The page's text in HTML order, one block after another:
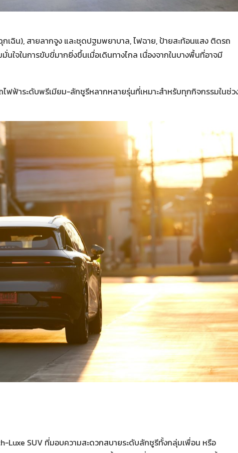
ฉิน), สายลากจูง และชุดปฐมพยาบาล, ไฟฉาย, ป้ายสะท้อนแสง ติดรถ
จในการขับขี่มากยิ่งขึ้นเมื่อเดินทางไกล เนื่องจากในบางพื้นที่อาจมี
ฟฟ้าระดับพรีเมียม-ลักชูรีหลากหลายรุ่นที่เหมาะสำหรับทุกกิจกรรมในช่ว
Luxe SUV ที่มอบความสะดวกสบายระดับลักชูรีทั้งกลุ่มเพื่อน หรือ